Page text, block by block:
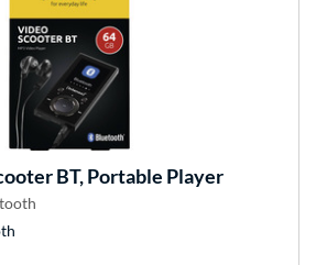
BT, Portable Player